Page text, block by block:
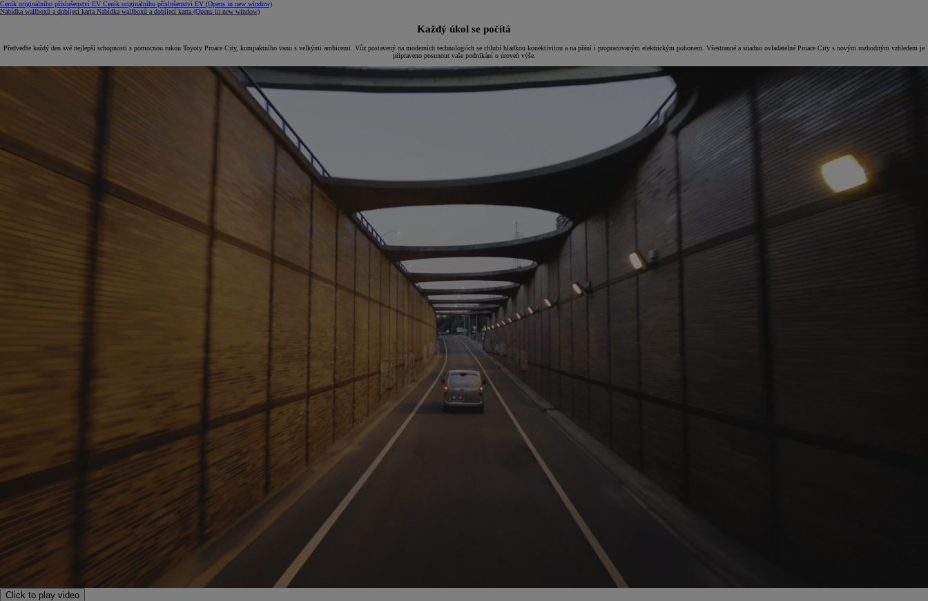
Od399 000 Kč
vč. zvýhodnění
20 000 Kč
a bonusu za výkup
50 000 Kč
Yaris Cross
HYBRID
Ceník originálního příslušenství EV Ceník originálního příslušenství EV (Opens in new window)
Nabídka wallboxů a dobíjecí karta Nabídka wallboxů a dobíjecí karta (Opens in new window)
Každý úkol se počítá
Předveďte každý den své nejlepší schopnosti s pomocnou rukou Toyoty Proace City, kompaktního vanu s velkými ambicemi. Vůz postavený na moderních technologiích se chlubí hladkou konektivitou a na přání i propracovaným elektrickým pohonem. Všestranné a snadno ovladatelné Proace City s novým rozhodným vzhledem je
připraveno posunout vaše podnikání o úroveň výše.
Click to play video